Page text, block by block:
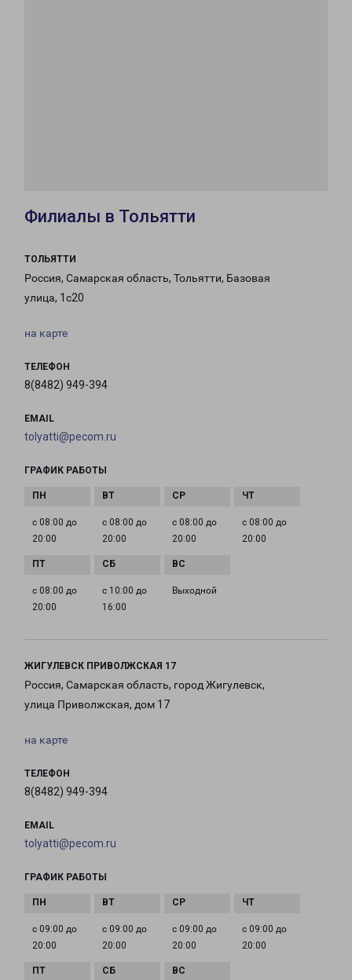
Филиалы в Тольятти
ТОЛЬЯТТИ
Россия, Самарская область, Тольятти, Базовая
улица, 1с20
на карте
ТЕЛЕФОН
8(8482) 949-394
EMAIL
tolyatti@pecom.ru
ГРАФИК РАБОТЫ
с 08:00 до
20:00
с 08:00 до
20:00
с 08:00 до
20:00
с 08:00 до
20:00
с 08:00 до
20:00
с 10:00 до
16:00
Выходной
ЖИГУЛЕВСК ПРИВОЛЖСКАЯ 17
Россия, Самарская область, город Жигулевск,
улица Приволжская, дом 17
на карте
ТЕЛЕФОН
8(8482) 949-394
EMAIL
tolyatti@pecom.ru
ГРАФИК РАБОТЫ
с 09:00 до
20:00
с 09:00 до
20:00
с 09:00 до
20:00
с 09:00 до
20:00